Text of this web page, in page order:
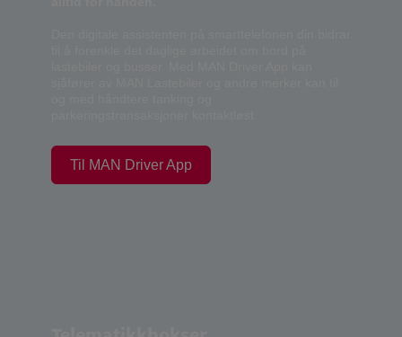
Til MAN Driver App